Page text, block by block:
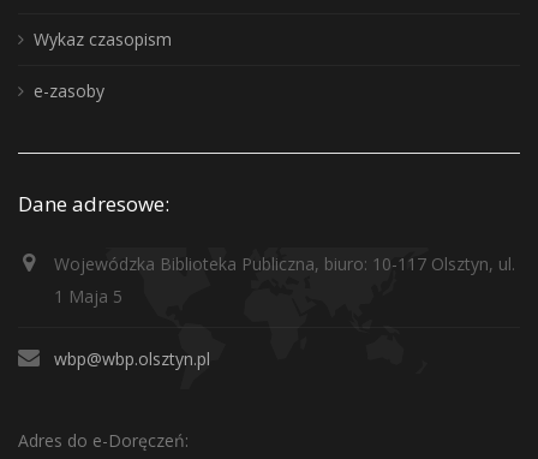
Wykaz czasopism
e-zasoby
Dane adresowe:
Wojewódzka Biblioteka Publiczna, biuro: 10-117 Olsztyn, ul.
1 Maja 5
wbp@wbp.olsztyn.pl
Adres do e-Doręczeń: